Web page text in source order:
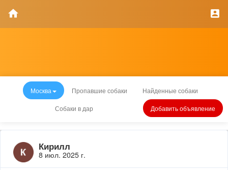
Москва Пропавшие собаки Найденные собаки
Собаки в дар Добавить объявление
Кирилл
8 июл. 2025 г.